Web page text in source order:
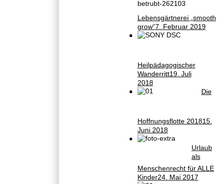
Lebensgärtnerei „smooth
grow“7. Februar 2019
Heilpädagogischer
Wanderritt19. Juli
2018
Die
Hoffnungsflotte 201815.
Juni 2018
Urlaub
als
Menschenrecht für ALLE
Kinder24. Mai 2017